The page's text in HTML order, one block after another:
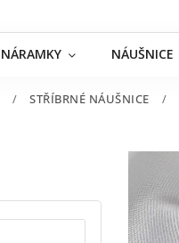
NÁRAMKY NÁUŠNICE
/ STŘÍBRNÉ NÁUŠNICE /